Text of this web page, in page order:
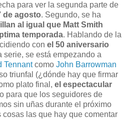
para ver la segunda parte de
de agosto. Segundo, se ha
al igual que Matt Smith
temporada. Hablando de la
con el 50 aniversario
serie, se está empezando a
Tennantcomo John Barrowman
triunfal (¿dónde hay que firmar
plato final, el espectacular
para que los seguidores de
sin uñas durante el próximo
las que hay que comentar